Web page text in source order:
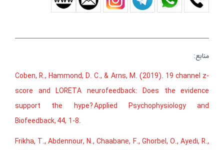
منابع:
Coben, R., Hammond, D. C., & Arns, M. (2019). 19 channel z-
score and LORETA neurofeedback: Does the evidence
support the hype?Applied Psychophysiology and
Biofeedback,44, 1-8.
Frikha, T., Abdennour, N., Chaabane, F., Ghorbel, O., Ayedi, R.,